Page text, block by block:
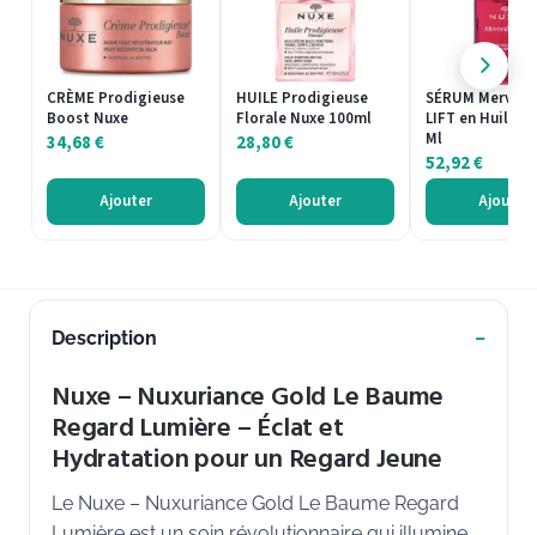
CRÈME Prodigieuse
Boost Nuxe
34,68€
Ajouter
HUILE Prodigieuse
Florale Nuxe 100ml
28,80€
Ajouter
SÉRUM
LIFT en Huile
Ml
52,92€
Ajouter
Description
Nuxe – Nuxuriance Gold Le Baume
Regard Lumière – Éclat et
Hydratation pour un Regard Jeune
Le Nuxe – Nuxuriance Gold Le Baume Regard